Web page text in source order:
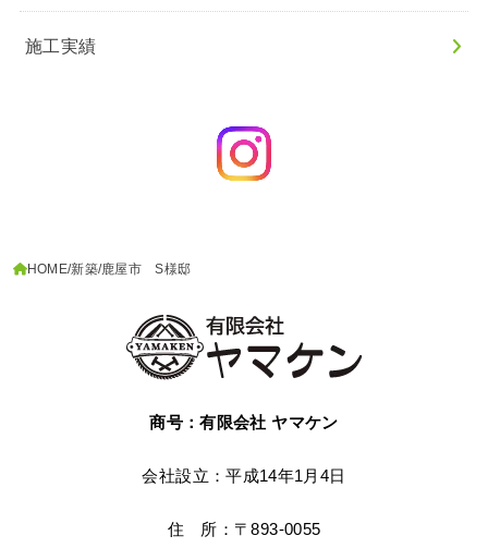
施工実績
HOME 新築 鹿屋市 S様邸
商号：有限会社 ヤマケン
会社設立：平成14年1月4日
住 所：〒893-0055